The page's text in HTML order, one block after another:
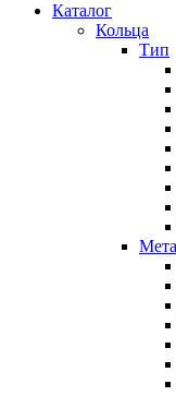
Каталог
Кольца
Тип